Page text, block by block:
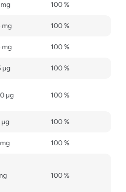
mg 100 %
mg 100 %
mg 100 %
µg 100 %
µg 100 %
µg 100 %
100 %
100 %